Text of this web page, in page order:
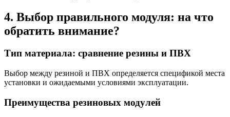
4. Выбор правильного модуля: на что
обратить внимание?
Тип материала: сравнение резины и ПВХ
Выбор между резиной и ПВХ определяется спецификой места
установки и ожидаемыми условиями эксплуатации.
Преимущества резиновых модулей